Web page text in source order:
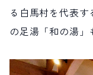
る白馬村を代表
の足湯「和の湯」